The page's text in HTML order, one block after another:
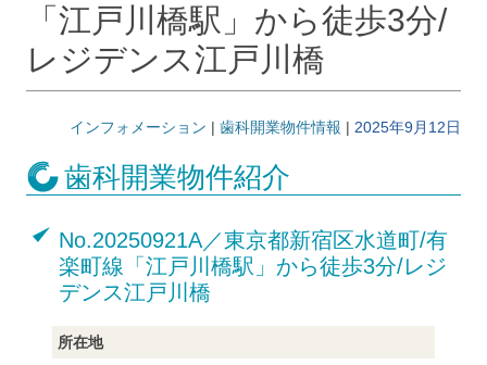
「江戸川橋駅」から徒歩3分/
レジデンス江戸川橋
インフォメーション | 歯科開業物件情報 | 2025年9月12日
歯科開業物件紹介
No.20250921A／東京都新宿区水道町/有
楽町線「江戸川橋駅」から徒歩3分/レジ
デンス江戸川橋
所在地